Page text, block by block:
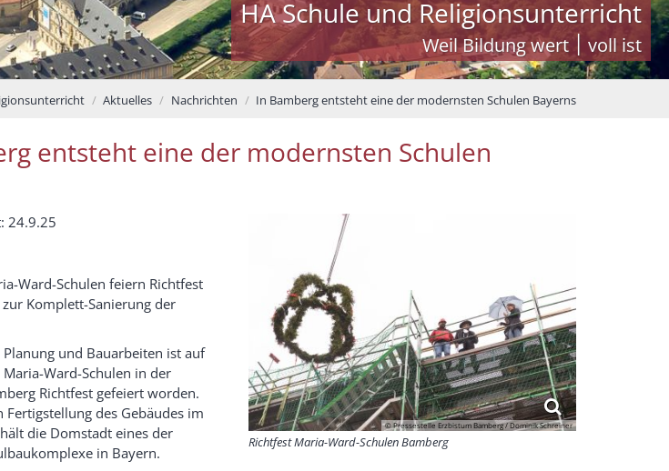
HA Schule und Religionsunterricht
Weil Bildung wert ׀ voll ist
Aktuelles Nachrichten In Bamberg entsteht eine der modernsten Schulen Bayerns
entsteht eine der modernsten Schulen
© Pressestelle Erzbistum Bamberg / Dominik Schreiner
Richtfest Maria-Ward-Schulen Bamberg
24.9.25
Ward-Schulen feiern Richtfest
Komplett-Sanierung der
und Bauarbeiten ist auf
Ward-Schulen in der
Richtfest gefeiert worden.
Fertigstellung des Gebäudes im
die Domstadt eines der
in Bayern.